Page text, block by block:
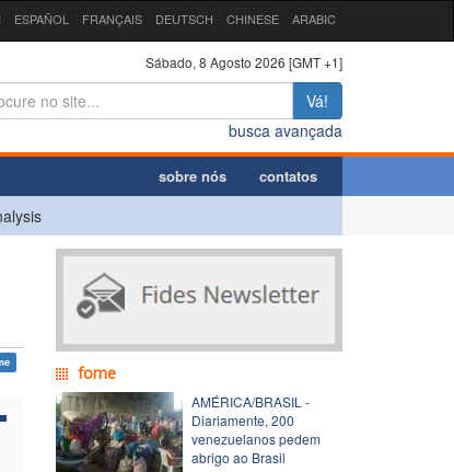
ESPAÑOL FRANÇAIS DEUTSCH CHINESE ARABIC
Sábado, 8 Agosto 2026 [GMT +1]
Vá!
busca avançada
sobre nós contatos
fome
AMÉRICA/BRASIL -
Diariamente, 200
venezuelanos pedem
abrigo ao Brasil